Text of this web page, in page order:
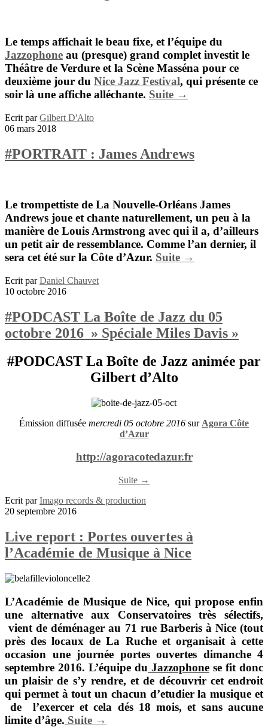
Le temps affichait le beau fixe, et l’équipe du
Jazzophone au (presque) grand complet investit le
Théâtre de Verdure et la Scène Masséna pour ce
deuxième jour du Nice Jazz Festival, qui présente ce
soir là une affiche alléchante. Suite →
Ecrit parGilbert D'Alto
06 mars 2018
#PORTRAIT : James Andrews
Le trompettiste de La Nouvelle-Orléans James
Andrews joue et chante naturellement, un peu à la
manière de Louis Armstrong avec qui il a, d’ailleurs
un petit air de ressemblance. Comme l’an dernier, il
sera cet été sur la Côte d’Azur. Suite →
Ecrit parDaniel Chauvet
10 octobre 2016
#PODCAST La Boîte de Jazz du 05
octobre 2016 » Spéciale Miles Davis »
#PODCAST La Boîte de Jazz animée par
Gilbert d’Alto
Émission diffusée mercredi 05 octobre 2016 sur Agora Côte
d’Azur
http://agoracotedazur.fr
Suite →
Ecrit parImago records & production
20 septembre 2016
Live report : Portes ouvertes à
l’Académie de Musique à Nice
L’Académie de Musique de Nice, qui propose enfin
une alternative aux Conservatoires très sélectifs,
vient de déménager au 71 rue Barberis à Nice (tout
près des locaux deLa Rucheet organisait à cette
occasion une journée portes ouvertes dimanche 4
septembre 2016. L’équipe du Jazzophone se fit donc
un plaisir de s’y rendre, et de découvrir cet endroit
qui permet à tout un chacun d’etudier la musique et
de l’exercer et cela dés 18 mois, et sans aucune
limite d’âge. Suite →